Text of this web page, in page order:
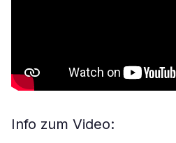
Info zum Video: